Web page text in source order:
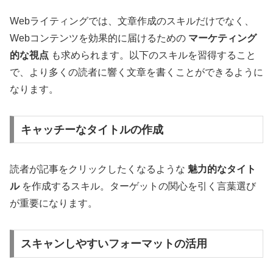
Webライティングでは、文章作成のスキルだけでなく、
Webコンテンツを効果的に届けるための マーケティング
的な視点 も求められます。以下のスキルを習得すること
で、より多くの読者に響く文章を書くことができるように
なります。
キャッチーなタイトルの作成
読者が記事をクリックしたくなるような 魅力的なタイト
ルを作成するスキル。ターゲットの関心を引く言葉選び
が重要になります。
スキャンしやすいフォーマットの活用